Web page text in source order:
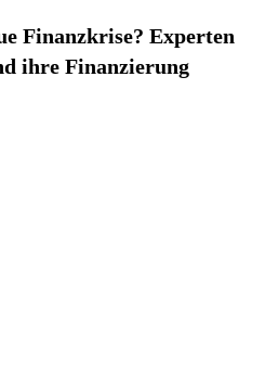
Finanzkrise? Experten
ihre Finanzierung